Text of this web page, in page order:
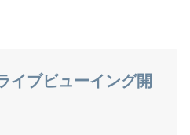
イブビューイング開